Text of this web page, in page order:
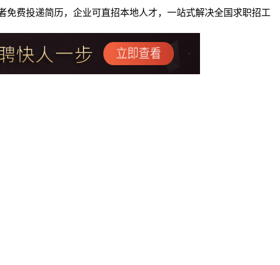
费投递简历，企业可直招本地人才，一站式解决全国求职招工